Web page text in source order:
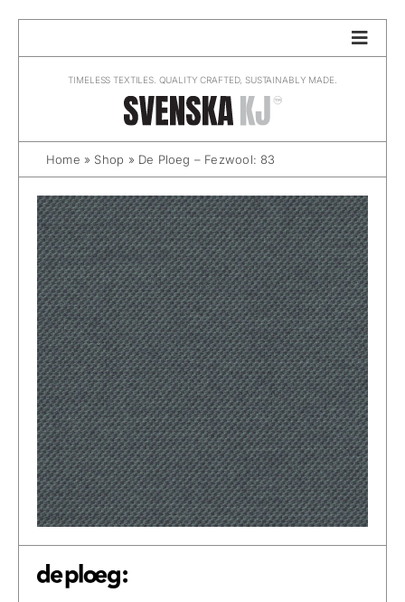
TIMELESS TEXTILES. QUALITY CRAFTED, SUSTAINABLY MADE.
Home » Shop » De Ploeg – Fezwool: 83